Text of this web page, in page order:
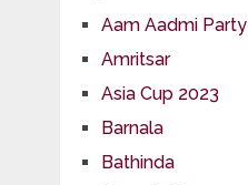
Aam Aadmi Party
Amritsar
Asia Cup 2023
Barnala
Bathinda